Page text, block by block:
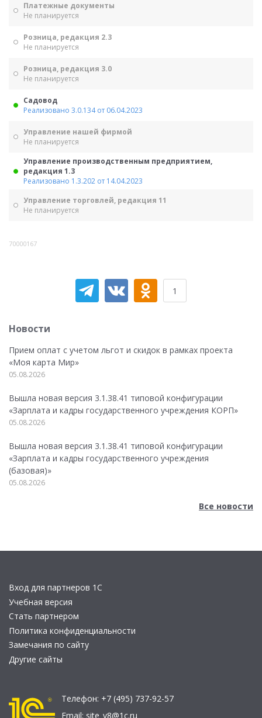
Платежные документы
Не планируется
Розница, редакция 2.3
Не планируется
Розница, редакция 3.0
Не планируется
Садовод
Реализовано 3.0.134 от 06.04.2023
Управление нашей фирмой
Не планируется
Управление производственным предприятием,
редакция 1.3
Реализовано 1.3.202 от 14.04.2023
Управление торговлей, редакция 11
Не планируется
70000167
1
Новости
Прием оплат с учетом льгот и скидок в рамках проекта
«Моя карта Мир»
05.08.2026
Вышла новая версия 3.1.38.41 типовой конфигурации
«Зарплата и кадры государственного учреждения КОРП»
05.08.2026
Вышла новая версия 3.1.38.41 типовой конфигурации
«Зарплата и кадры государственного учреждения
(базовая)»
05.08.2026
Все новости
Вход для партнеров 1С
Учебная версия
Стать партнером
Политика конфиденциальности
Замечания по сайту
Другие сайты
Телефон: +7 (495) 737-92-57
Email: site_v8@1c.ru